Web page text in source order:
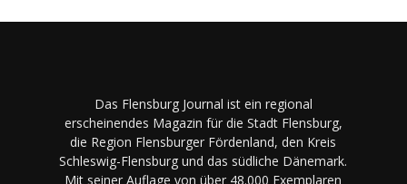
Das Flensburg Journal ist ein regional
erscheinendes Magazin für die Stadt Flensburg,
die Region Flensburger Fördenland, den Kreis
Schleswig-Flensburg und das südliche Dänemark.
Mit seiner Auflage von über 48.000 Exemplaren